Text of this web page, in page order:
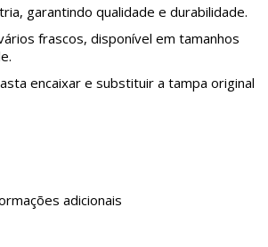
garantindo qualidade e durabilidade.
frascos, disponível em tamanhos
encaixar e substituir a tampa original
adicionais